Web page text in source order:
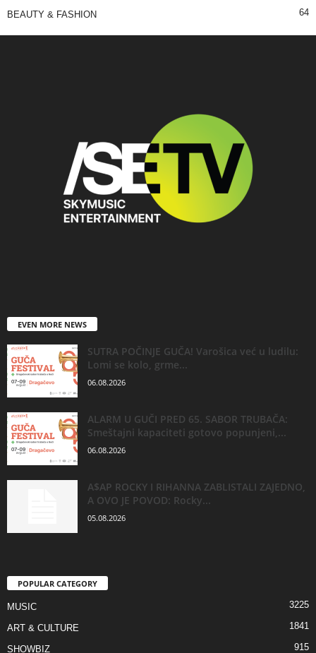
BEAUTY & FASHION 64
EVEN MORE NEWS
SUTRA POČINJE GUČA! Varošica već u ludilu:
Lomi se kolo, grme...
06.08.2026
ALARM U GUČI PRED 65. SABOR TRUBAČA:
Smeštajni kapaciteti gotovo popunjeni,...
06.08.2026
A$AP ROCKY I RIHANNA ZABLISTALI ZAJEDNO,
A OVO JE POVOD: Rocky...
05.08.2026
POPULAR CATEGORY
MUSIC 3225
ART & CULTURE 1841
SHOWBIZ 915